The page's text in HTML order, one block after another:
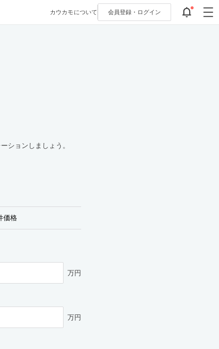
カウカモについて 会員登録・ ログイン
ションしましょう。
価格
万円
万円